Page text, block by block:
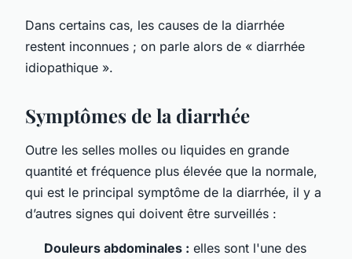
Dans certains cas, les causes de la diarrhée
restent inconnues ; on parle alors de « diarrhée
idiopathique ».
Symptômes de la diarrhée
Outre les selles molles ou liquides en grande
quantité et fréquence plus élevée que la normale,
qui est le principal symptôme de la diarrhée, il y a
d’autres signes qui doivent être surveillés :
Douleurs abdominales : elles sont l'une des